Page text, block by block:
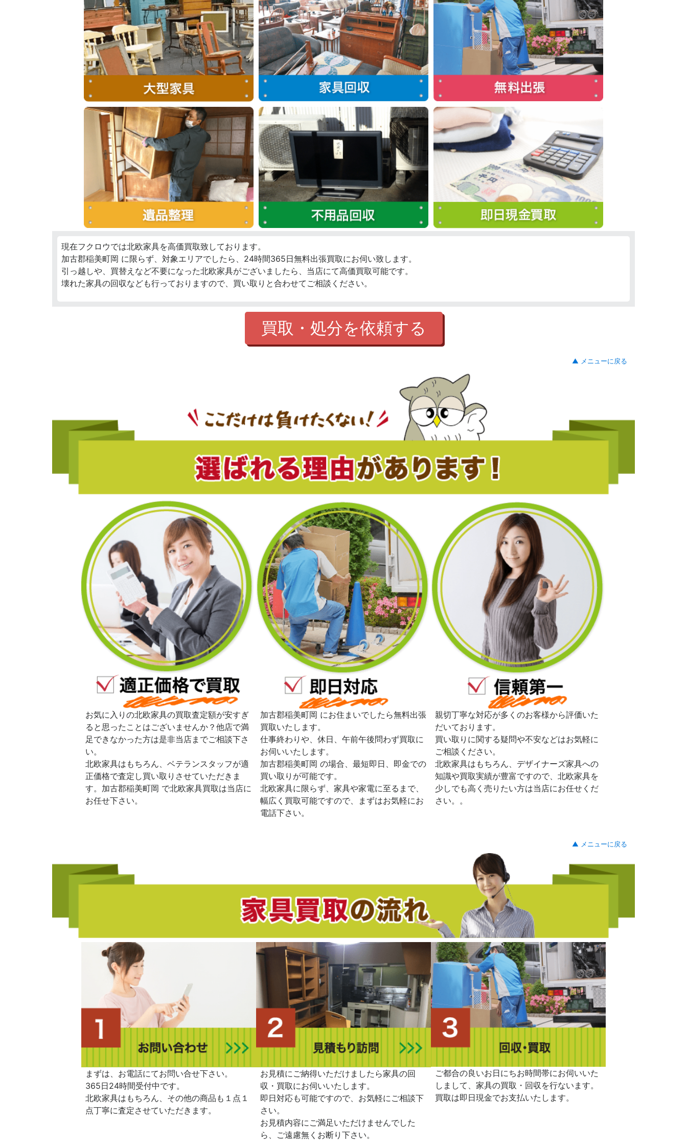
現在フクロウでは北欧家具を高価買取致しております。
加古郡稲美町岡 に限らず、対象エリアでしたら、24時間365日無料出張買取にお伺い致します。
引っ越しや、買替えなど不要になった北欧家具がございましたら、当店にて高価買取可能です。
壊れた家具の回収なども行っておりますので、買い取りと合わせてご相談ください。
買取・処分を依頼する
▲ メニューに戻る
お気に入りの北欧家具の買取査定額が安すぎ
ると思ったことはございませんか？他店で満
足できなかった方は是非当店までご相談下さ
い。
北欧家具はもちろん、ベテランスタッフが適
正価格で査定し買い取りさせていただきま
す。加古郡稲美町岡 で北欧家具買取は当店に
お任せ下さい。
加古郡稲美町岡 にお住まいでしたら無料出張
買取いたします。
仕事終わりや、休日、午前午後問わず買取に
お伺いいたします。
加古郡稲美町岡 の場合、最短即日、即金での
買い取りが可能です。
北欧家具に限らず、家具や家電に至るまで、
幅広く買取可能ですので、まずはお気軽にお
電話下さい。
親切丁寧な対応が多くのお客様から評価いた
だいております。
買い取りに関する疑問や不安などはお気軽に
ご相談ください。
北欧家具はもちろん、デザイナーズ家具への
知識や買取実績が豊富ですので、北欧家具を
少しでも高く売りたい方は当店にお任せくだ
さい。。
▲ メニューに戻る
まずは、お電話にてお問い合せ下さい。
365日24時間受付中です。
北欧家具はもちろん、その他の商品も１点１
点丁寧に査定させていただきます。
お見積にご納得いただけましたら家具の回
収・買取にお伺いいたします。
即日対応も可能ですので、お気軽にご相談下
さい。
お見積内容にご満足いただけませんでした
ら、ご遠慮無くお断り下さい。
ご都合の良いお日にちお時間帯にお伺いいた
しまして、家具の買取・回収を行ないます。
買取は即日現金でお支払いたします。